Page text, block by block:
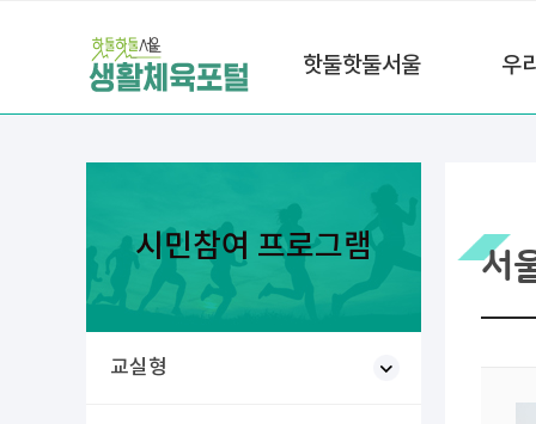
핫둘핫둘서울 우
시민참여 프로그램
교실형
서